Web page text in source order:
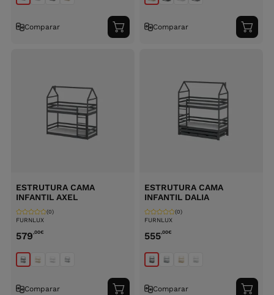
Comparar
Adicionar
ao
Comparar
ao
ESTRUTURA CAMA
INFANTIL AXEL
FURNLUX
(0)
579,00€
Comparar
Adicionar
ESTRUTURA CAMA
INFANTIL DALIA
FURNLUX
(0)
555,00€
Comparar